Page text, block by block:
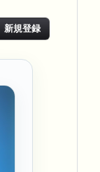
新規登録